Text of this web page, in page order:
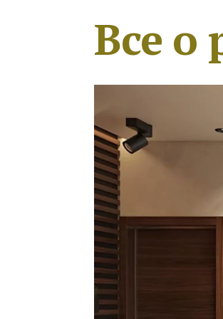
Все о